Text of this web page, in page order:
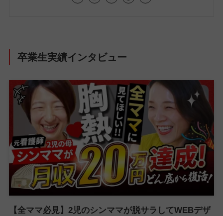
卒業生実績インタビュー
【全ママ必見】2児のシンママが脱サラしてWEBデザ